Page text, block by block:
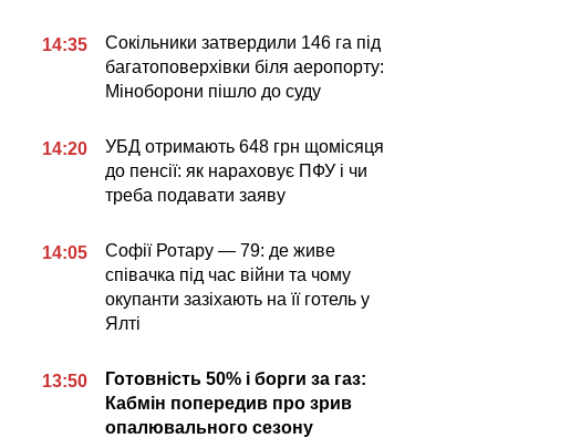
14:35
Сокільники затвердили 146 га під
багатоповерхівки біля аеропорту:
Міноборони пішло до суду
14:20
УБД отримають 648 грн щомісяця
до пенсії: як нараховує ПФУ і чи
треба подавати заяву
14:05
Софії Ротару — 79: де живе
співачка під час війни та чому
окупанти зазіхають на її готель у
Ялті
13:50
Готовність 50% і борги за газ:
Кабмін попередив про зрив
опалювального сезону